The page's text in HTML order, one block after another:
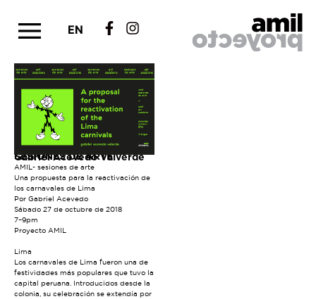
EN
Gabriel Acevedo Valverde
SESIONES DE ARTE
AMIL- sesiones de arte
Una propuesta para la reactivación de
los carnavales de Lima
Por Gabriel Acevedo
Sábado 27 de octubre de 2018
7–9pm
Proyecto AMIL
Lima
Los carnavales de Lima fueron una de
festividades más populares que tuvo la
capital peruana. Introducidos desde la
colonia, su celebración se extendía por